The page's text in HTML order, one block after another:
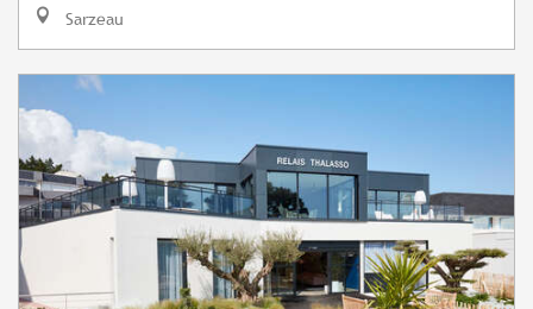
Sarzeau